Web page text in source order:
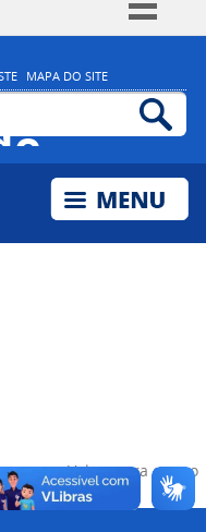
Comunica BR
Legislação
MAPA DO SITE
do
Voltar para o topo